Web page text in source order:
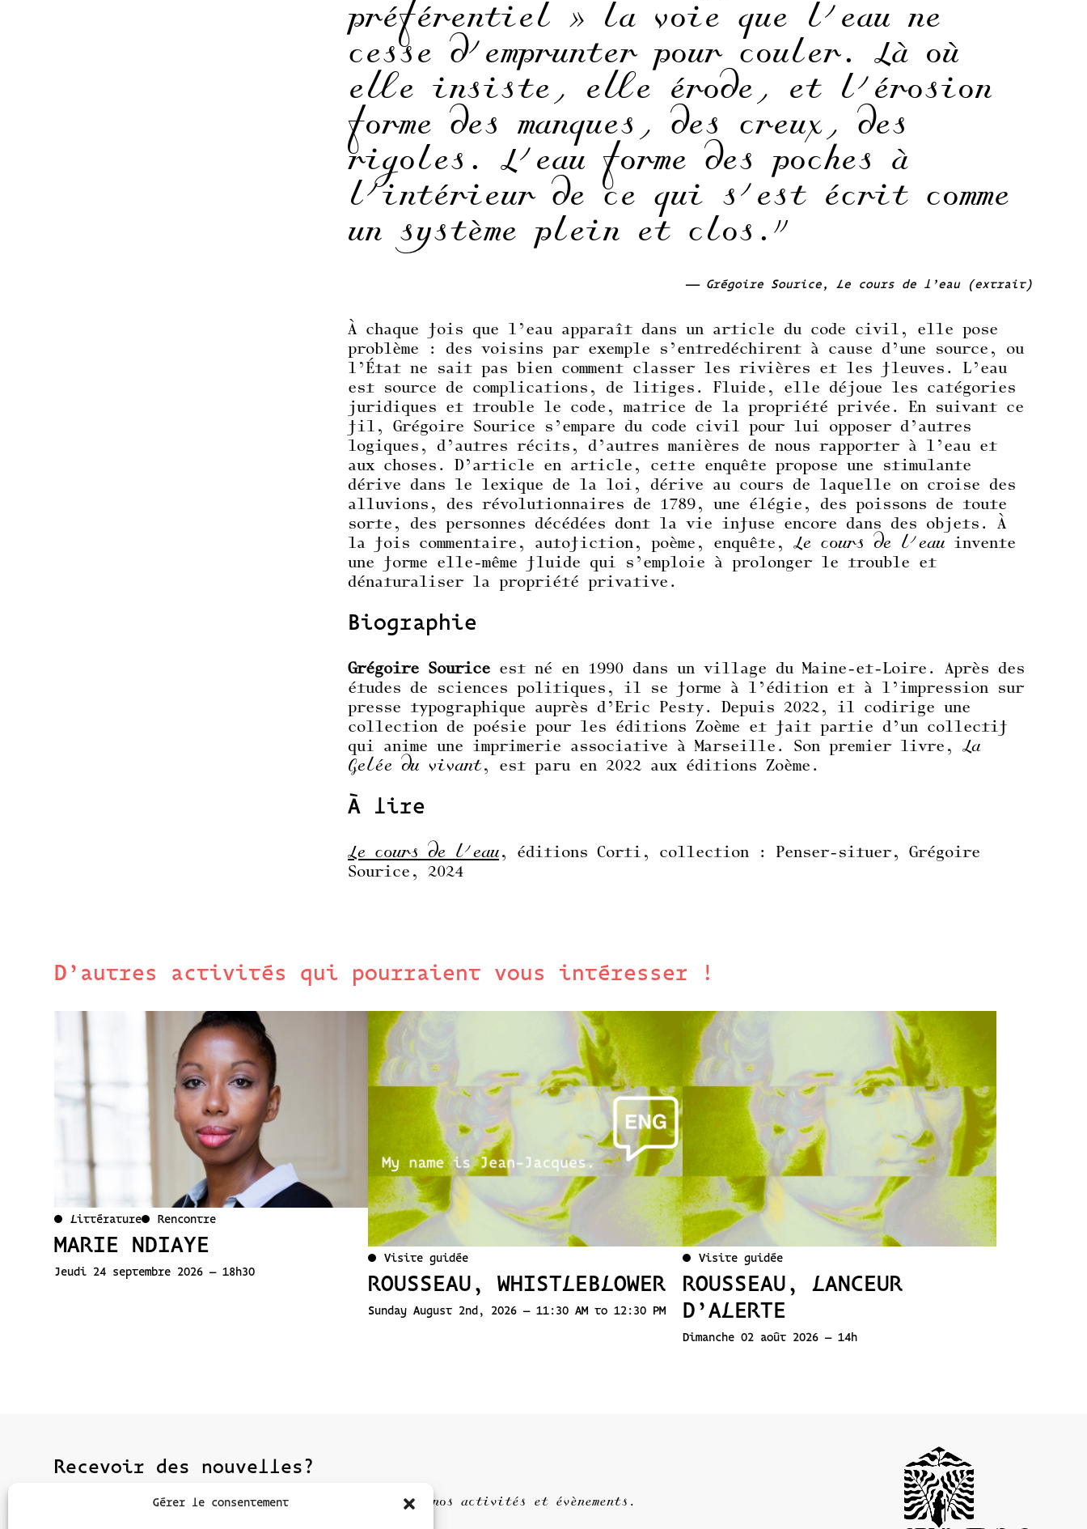
Gérer le consentement
préférentiel » la voie que l’eau ne
cesse d’emprunter pour couler. Là où
elle insiste, elle érode, et l’érosion
forme des manques, des creux, des
rigoles. L’eau forme des poches à
l’intérieur de ce qui s’est écrit comme
un système plein et clos.”
— Grégoire Sourice, Le cours de l’eau (extrait)
À chaque fois que l’eau apparaît dans un article du code civil, elle pose
problème : des voisins par exemple s’entredéchirent à cause d’une source, ou
l’État ne sait pas bien comment classer les rivières et les fleuves. L’eau
est source de complications, de litiges. Fluide, elle déjoue les catégories
juridiques et trouble le code, matrice de la propriété privée. En suivant ce
fil, Grégoire Sourice s’empare du code civil pour lui opposer d’autres
logiques, d’autres récits, d’autres manières de nous rapporter à l’eau et
aux choses. D’article en article, cette enquête propose une stimulante
dérive dans le lexique de la loi, dérive au cours de laquelle on croise des
alluvions, des révolutionnaires de 1789, une élégie, des poissons de toute
sorte, des personnes décédées dont la vie infuse encore dans des objets. À
la fois commentaire, autofiction, poème, enquête,Le cours de l’eau invente
une forme elle-même fluide qui s’emploie à prolonger le trouble et
dénaturaliser la propriété privative.
Biographie
Grégoire Sourice est né en 1990 dans un village du Maine-et-Loire. Après des
études de sciences politiques, il se forme à l’édition et à l’impression sur
presse typographique auprès d’Eric Pesty. Depuis 2022, il codirige une
collection de poésie pour les éditions Zoème et fait partie d’un collectif
qui anime une imprimerie associative à Marseille. Son premier livre,La
Gelée du vivant, est paru en 2022 aux éditions Zoème.
À lire
Le cours de l’eau , éditions Corti, collection : Penser-situer, Grégoire
Sourice, 2024
D’autres activités qui pourraient vous intéresser !
Littérature Rencontre
MARIE NDIAYE
Jeudi 24 septembre 2026 – 18h30
Visite guidée
ROUSSEAU, WHISTLEBLOWER
Sunday August 2nd, 2026 – 11:30 AM to 12:30 PM
Visite guidée
ROUSSEAU, LANCEUR
D’ALERTE
Dimanche 02 août 2026 – 14h
Recevoir des nouvelles?
Inscrivez-vous à la newsletter et restez informé de nos activités et évènements.